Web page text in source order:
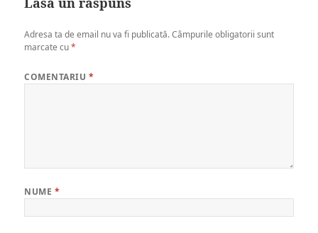
Adresa ta de email nu va fi publicată. Câmpurile obligatorii sunt
marcate cu*
COMENTARIU *
NUME *